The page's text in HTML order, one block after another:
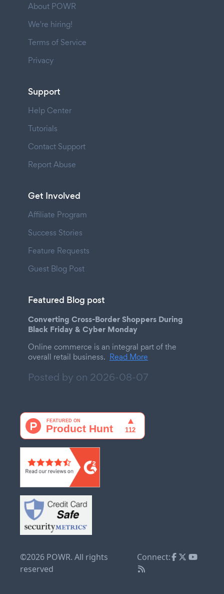
About POWR
We're hiring!
Terms of Service
Privacy
Support
Help Center
Tutorials
Contact Support
Report Abuse
Get Involved
Affiliate Program
Success Stories
Feature Requests
Guest Blog Post
Featured Blog post
Converting Cross-Border Shoppers During
Black Friday & Cyber Monday
Online commerce is an integral part of the
overall retail business. Read More
Posted by on 2026-08-07
©2026 POWR. All rights
reserved
Connect: